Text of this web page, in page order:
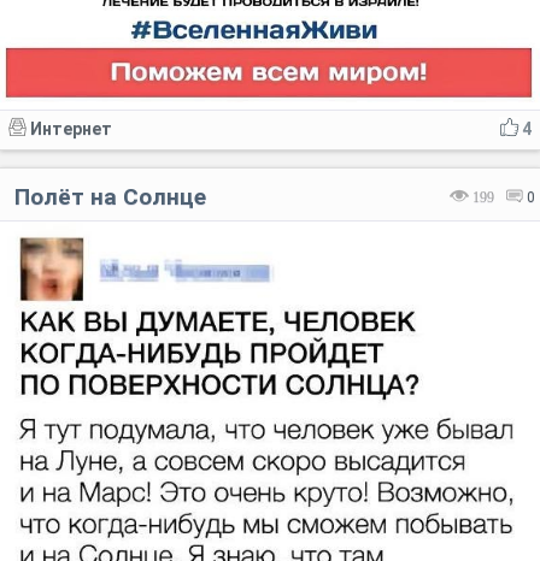
4
Интернет
199 0
Полёт на Солнце